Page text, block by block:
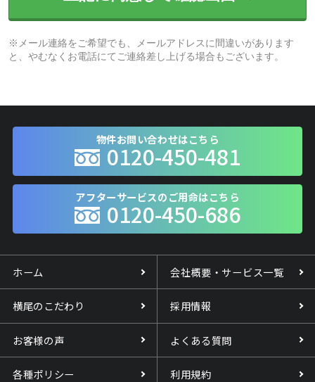
※メール連絡をご希望でも、メールアドレスに間違いがあります
と、やむなくお電話にてご連絡差し上げる場合もございます。
物件お問い合わせはこちら
0120-450-481
アフターサービスのご用命はこちら
0120-450-686
ホーム 会社概要・サービス一覧
横尾のこだわり 採用情報
お客様の声 よくある質問
各種ポリシー 利用規約